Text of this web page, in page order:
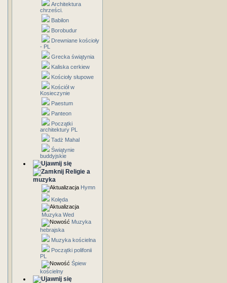
Architektura
chrześci.
Babilon
Borobudur
Drewniane kościoły
- PL
Grecka świątynia
Kaliska cerkiew
Kościoły słupowe
Kościół w
Kosieczynie
Paestum
Panteon
Początki
architektury PL
Tadż Mahal
Świątynie
buddyjskie
Religie a
muzyka
Hymn
Kolęda
Muzyka Wed
Muzyka
hebrajska
Muzyka kościelna
Początki polifonii
PL
Śpiew
kościelny